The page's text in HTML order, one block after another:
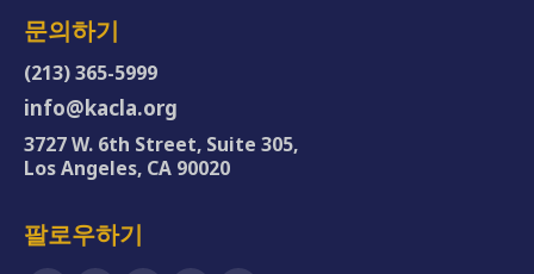
문의하기
(213) 365-5999
info@kacla.org
3727 W. 6th Street, Suite 305,
Los Angeles, CA 90020
팔로우하기